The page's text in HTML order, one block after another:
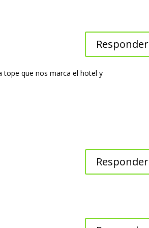
tope que nos marca el hotel y
Responder
Responder